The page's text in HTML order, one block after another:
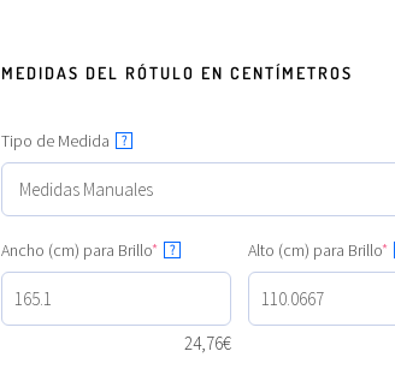
MEDIDAS DEL RÓTULO EN CENTÍMETROS
Tipo de Medida ?
Ancho (cm) para Brillo* ?
24,76€
Alto (cm) para Brillo*